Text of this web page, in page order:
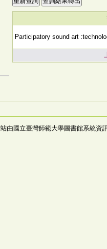
Participatory sound art
由國立臺灣師範大學圖書館系統資